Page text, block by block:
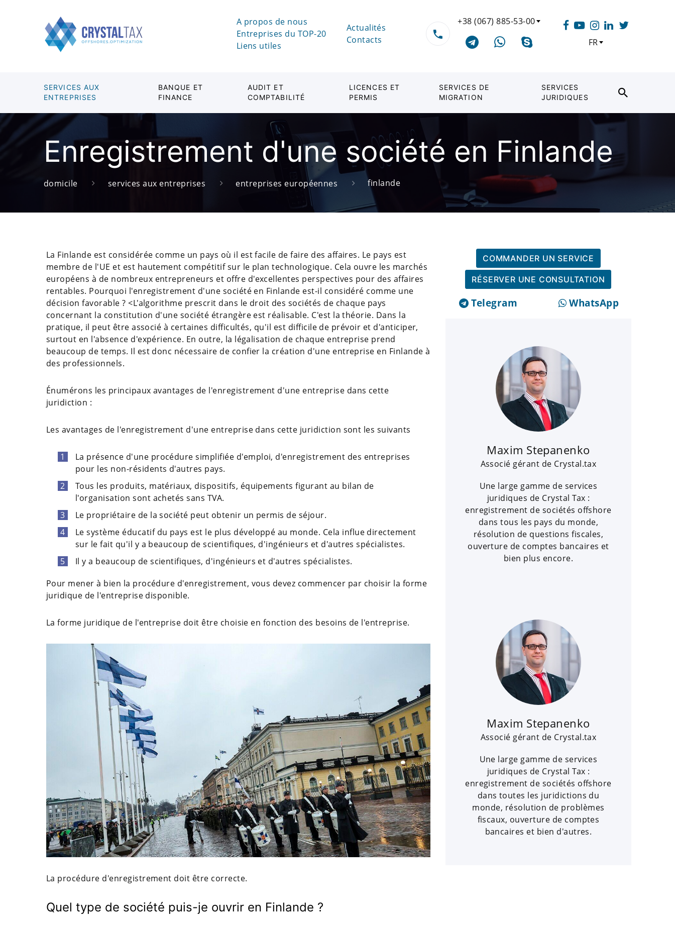
A propos de nous
Entreprises du TOP-20
Liens utiles
Actualités
Contacts
+38 (067) 885-53-00
FR
SERVICES AUX
ENTREPRISES
BANQUE ET
FINANCE
AUDIT ET
COMPTABILITÉ
LICENCES ET
PERMIS
SERVICES DE
MIGRATION
SERVICES
JURIDIQUES
Enregistrement d'une société en Finlande
domicile services aux entreprises entreprises européennes finlande
La Finlande est considérée comme un pays où il est facile de faire des affaires. Le pays est
membre de l'UE et est hautement compétitif sur le plan technologique. Cela ouvre les marchés
européens à de nombreux entrepreneurs et offre d'excellentes perspectives pour des affaires
rentables. Pourquoi l'enregistrement d'une société en Finlande est-il considéré comme une
décision favorable ? <L'algorithme prescrit dans le droit des sociétés de chaque pays
concernant la constitution d'une société étrangère est réalisable. C'est la théorie. Dans la
pratique, il peut être associé à certaines difficultés, qu'il est difficile de prévoir et d'anticiper,
surtout en l'absence d'expérience. En outre, la légalisation de chaque entreprise prend
beaucoup de temps. Il est donc nécessaire de confier la création d'une entreprise en Finlande à
des professionnels.
Énumérons les principaux avantages de l'enregistrement d'une entreprise dans cette
juridiction :
Les avantages de l'enregistrement d'une entreprise dans cette juridiction sont les suivants
La présence d'une procédure simplifiée d'emploi, d'enregistrement des entreprises
pour les non-résidents d'autres pays.
Tous les produits, matériaux, dispositifs, équipements figurant au bilan de
l'organisation sont achetés sans TVA.
Le propriétaire de la société peut obtenir un permis de séjour.
Le système éducatif du pays est le plus développé au monde. Cela influe directement
sur le fait qu'il y a beaucoup de scientifiques, d'ingénieurs et d'autres spécialistes.
Il y a beaucoup de scientifiques, d'ingénieurs et d'autres spécialistes.
Pour mener à bien la procédure d'enregistrement, vous devez commencer par choisir la forme
juridique de l'entreprise disponible.
La forme juridique de l'entreprise doit être choisie en fonction des besoins de l'entreprise.
La procédure d'enregistrement doit être correcte.
Quel type de société puis-je ouvrir en Finlande ?
COMMANDER UN SERVICE
RÉSERVER UNE CONSULTATION
Telegram WhatsApp
Maxim Stepanenko
Associé gérant de Crystal.tax
Une large gamme de services
juridiques de Crystal Tax :
enregistrement de sociétés offshore
dans tous les pays du monde,
résolution de questions fiscales,
ouverture de comptes bancaires et
bien plus encore.
Maxim Stepanenko
Associé gérant de Crystal.tax
Une large gamme de services
juridiques de Crystal Tax :
enregistrement de sociétés offshore
dans toutes les juridictions du
monde, résolution de problèmes
fiscaux, ouverture de comptes
bancaires et bien d'autres.